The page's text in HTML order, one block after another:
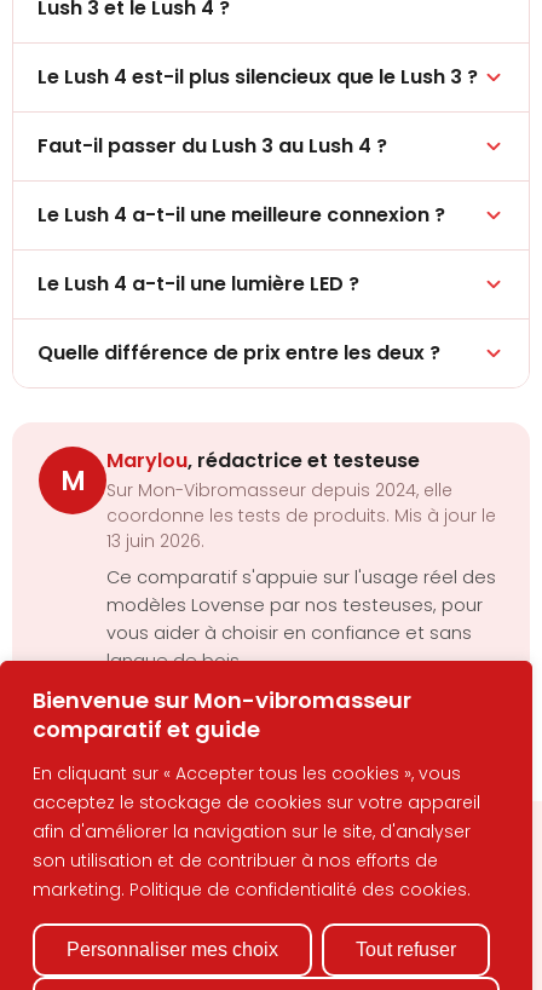
Bienvenue sur Mon-vibromasseur
comparatif et guide
En cliquant sur « Accepter tous les cookies », vous
acceptez le stockage de cookies sur votre appareil
afin d'améliorer la navigation sur le site, d'analyser
son utilisation et de contribuer à nos efforts de
marketing. Politique de confidentialité des cookies.
Personnaliser mes choix Tout refuser
Lush 3 et le Lush 4 ?
Le Lush 4 est-il plus silencieux que le Lush 3 ?
Faut-il passer du Lush 3 au Lush 4 ?
Le Lush 4 a-t-il une meilleure connexion ?
Le Lush 4 a-t-il une lumière LED ?
Quelle différence de prix entre les deux ?
M
Marylou, rédactrice et testeuse
Sur Mon-Vibromasseur depuis 2024, elle
coordonne les tests de produits. Mis à jour le
13 juin 2026.
Ce comparatif s'appuie sur l'usage réel des
modèles Lovense par nos testeuses, pour
vous aider à choisir en confiance et sans
langue de bois.
Newsletter
Restez informé(e) de nos dernières actualités,
recevez des offres exclusives et bien plus encore.